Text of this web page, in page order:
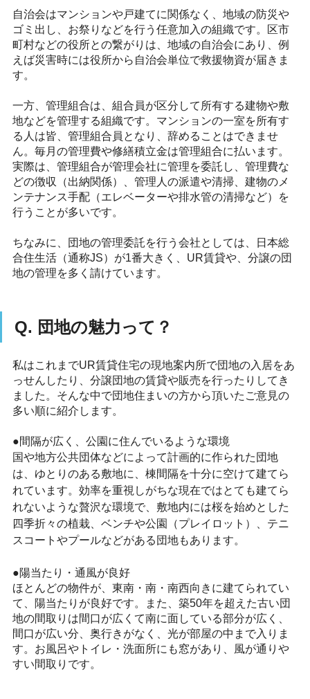
自治会はマンションや戸建てに関係なく、地域の防災や
ゴミ出し、お祭りなどを行う任意加入の組織です。区市
町村などの役所との繋がりは、地域の自治会にあり、例
えば災害時には役所から自治会単位で救援物資が届きま
す。
一方、管理組合は、組合員が区分して所有する建物や敷
地などを管理する組織です。マンションの一室を所有す
る人は皆、管理組合員となり、辞めることはできませ
ん。毎月の管理費や修繕積立金は管理組合に払います。
実際は、管理組合が管理会社に管理を委託し、管理費な
どの徴収（出納関係）、管理人の派遣や清掃、建物のメ
ンテナンス手配（エレベーターや排水管の清掃など）を
行うことが多いです。
ちなみに、団地の管理委託を行う会社としては、日本総
合住生活（通称JS）が1番大きく、UR賃貸や、分譲の団
地の管理を多く請けています。
Q. 団地の魅力って？
私はこれまでUR賃貸住宅の現地案内所で団地の入居をあ
っせんしたり、分譲団地の賃貸や販売を行ったりしてき
ました。そんな中で団地住まいの方から頂いたご意見の
多い順に紹介します。
●間隔が広く、公園に住んでいるような環境
国や地方公共団体などによって計画的に作られた団地
は、ゆとりのある敷地に、棟間隔を十分に空けて建てら
れています。効率を重視しがちな現在ではとても建てら
れないような贅沢な環境で、敷地内には桜を始めとした
四季折々の植栽、ベンチや公園（プレイロット）、テニ
スコートやプールなどがある団地もあります。
●陽当たり・通風が良好
ほとんどの物件が、東南・南・南西向きに建てられてい
て、陽当たりが良好です。また、築50年を超えた古い団
地の間取りは間口が広くて南に面している部分が広く、
間口が広い分、奥行きがなく、光が部屋の中まで入りま
す。お風呂やトイレ・洗面所にも窓があり、風が通りや
すい間取りです。